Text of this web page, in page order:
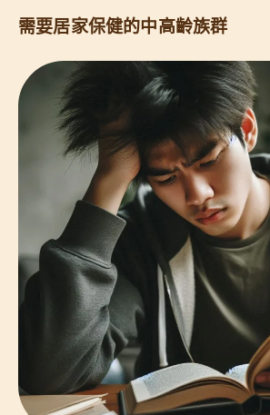
需要居家保健的中高齡族群